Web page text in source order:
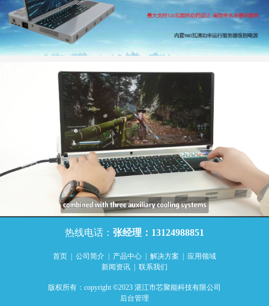
热线电话： 张经理：13124988851
首页 公司简介 产品中心 解决方案
应用领域
新闻资讯
联系我们
版权所有：copyright ©2023 湛江市芯聚能科技有限公司
后台管理